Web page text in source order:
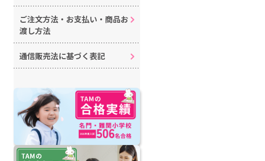
ご注文方法・お支払い・商品お
渡し方法
通信販売法に基づく表記